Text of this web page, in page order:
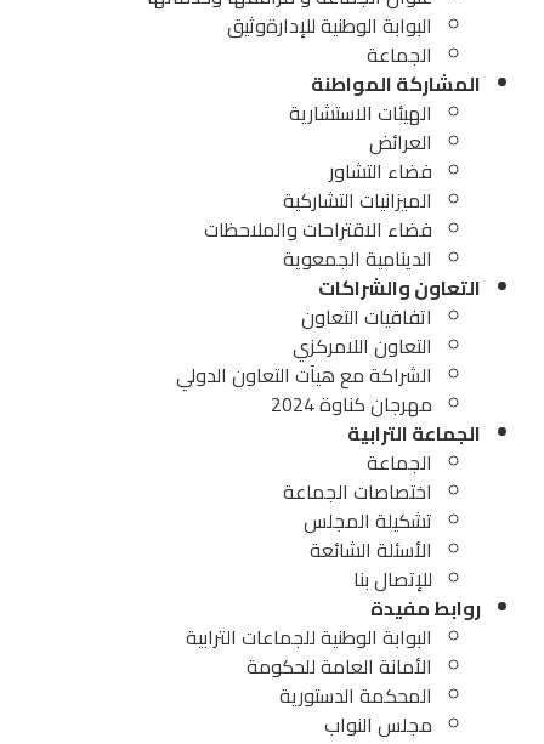
البوابة الوطنية للإدارةوثيق
الجماعة
المشاركة المواطنة
الهيئات الاستشارية
العرائض
فضاء التشاور
الميزانيات التشاركية
فضاء الاقتراحات والملاحظات
الدينامية الجمعوية
التعاون والشراكات
اتفاقيات التعاون
التعاون اللامركزي
الشراكة مع هيآت التعاون الدولي
مهرجان كناوة 2024
الجماعة الترابية
الجماعة
اختصاصات الجماعة
تشكيلة المجلس
الأسئلة الشائعة
للإتصال بنا
روابط مفيدة
البوابة الوطنية للجماعات الترابية
الأمانة العامة للحكومة
المحكمة الدستورية
مجلس النواب